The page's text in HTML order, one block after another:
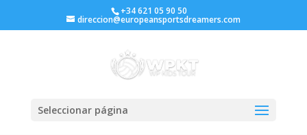
+34 621 05 90 50
direccion@europeansportsdreamers.com
Seleccionar página